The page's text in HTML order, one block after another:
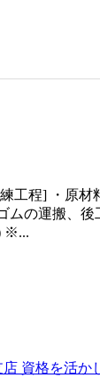
工程] ・原材
ムの運搬、後
※...